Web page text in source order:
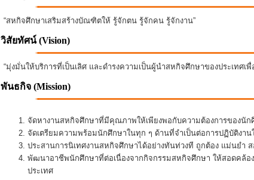
“สหกิจศึกษาเสริมสร้างบัณฑิตให้ รู้จักตน รู้จักคน รู้จักงาน”
วิสัยทัศน์ (Vision)
“มุ่งมั่นให้บริการที่เป็นเลิศ และดำรงความเป็นผู้นำสหกิจศึกษาของประเทศเ
พันธกิจ (Mission)
จัดหางานสหกิจศึกษาที่มีคุณภาพให้เพียงพอกับความต้องการของนัก
จัดเตรียมความพร้อมนักศึกษาในทุก ๆ ด้านที่จำเป็นต่อการปฏิบัติงา
ประสานการนิเทศงานสหกิจศึกษาได้อย่างทันท่วงที ถูกต้อง แม่นยำ
พัฒนาอาชีพนักศึกษาที่ต่อเนื่องจากกิจกรรมสหกิจศึกษา ให้สอดคล้อ
ประเทศ